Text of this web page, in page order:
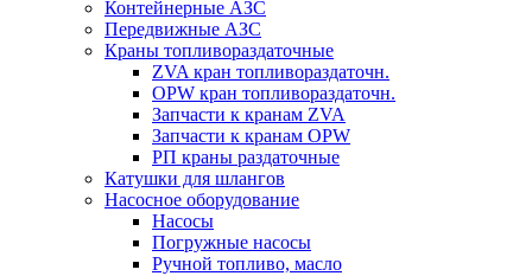
Контейнерные АЗС
Передвижные АЗС
Краны топливораздаточные
ZVA кран топливораздаточн.
OPW кран топливораздаточн.
Запчасти к кранам ZVA
Запчасти к кранам OPW
РП краны раздаточные
Катушки для шлангов
Насосное оборудование
Насосы
Погружные насосы
Ручной топливо, масло